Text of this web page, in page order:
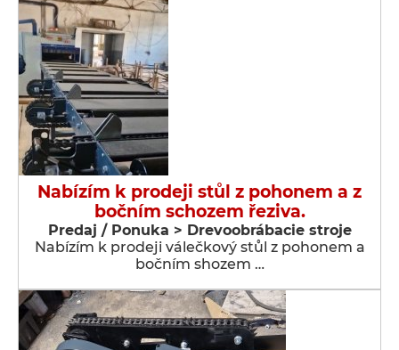
Nabízím k prodeji stůl z pohonem a z
bočním schozem řeziva.
Predaj / Ponuka > Drevoobrábacie stroje
Nabízím k prodeji válečkový stůl z pohonem a
bočním shozem …